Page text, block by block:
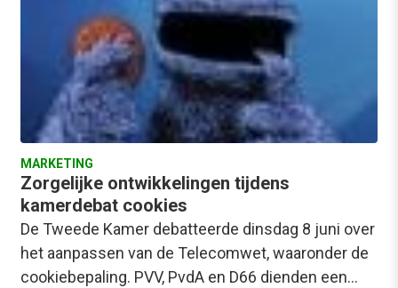
MARKETING
Zorgelijke ontwikkelingen tijdens
kamerdebat cookies
De Tweede Kamer debatteerde dinsdag 8 juni over
het aanpassen van de Telecomwet, waaronder de
cookiebepaling. PVV, PvdA en D66 dienden een…